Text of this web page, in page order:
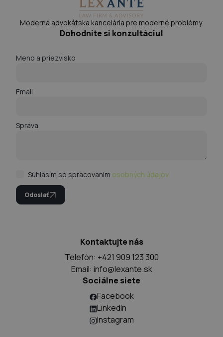
Moderná advokátska kancelária pre moderné problémy.
Dohodnite si konzultáciu!
Meno a priezvisko
Email
Správa
Súhlasím so spracovaním osobných údajov
Odoslať
Kontaktujte nás
Telefón: +421 909 123 300
Email: info@lexante.sk
Sociálne siete
Facebook
LinkedIn
Instagram